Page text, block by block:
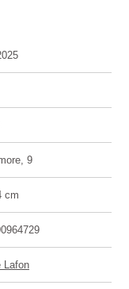
9
cm
Lafon